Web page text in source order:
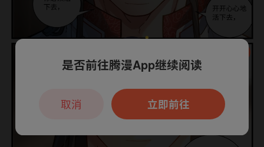
本章节仅支持App阅读，可打开App新用
户7天免费看
是否前往腾漫App继续阅读
立即前往
取消